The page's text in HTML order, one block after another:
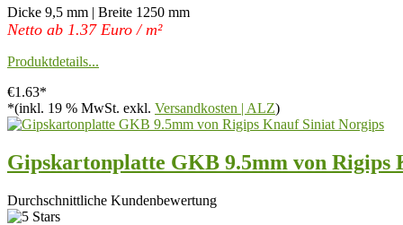
Dicke 9,5 mm | Breite 1250 mm
Netto ab 1.37 Euro / m²
Produktdetails...
€1.63*
*(inkl. 19 % MwSt. exkl. Versandkosten | ALZ)
Gipskartonplatte GKB 9.5mm von Rigips
Durchschnittliche Kundenbewertung